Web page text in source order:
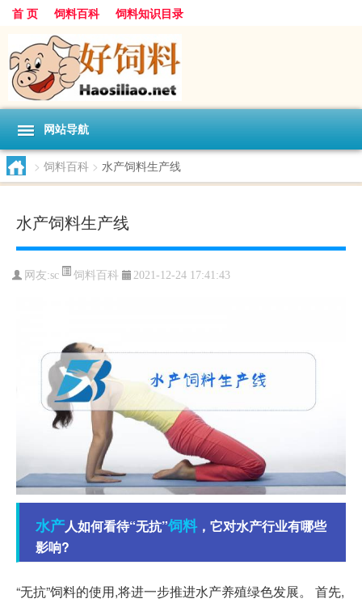
首 页 饲料百科 饲料知识目录
网站导航
> 饲料百科 > 水产饲料生产线
水产饲料生产线
网友:sc 饲料百科 2021-12-24 17:41:43
水产人如何看待“无抗”饲料 ，它对水产行业有哪些
影响?
“无抗”饲料的使用,将进一步推进水产养殖绿色发展。 首先,